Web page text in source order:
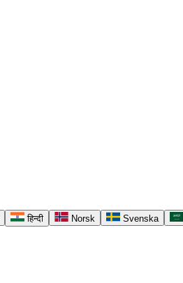
हिन्दी Norsk Svenska